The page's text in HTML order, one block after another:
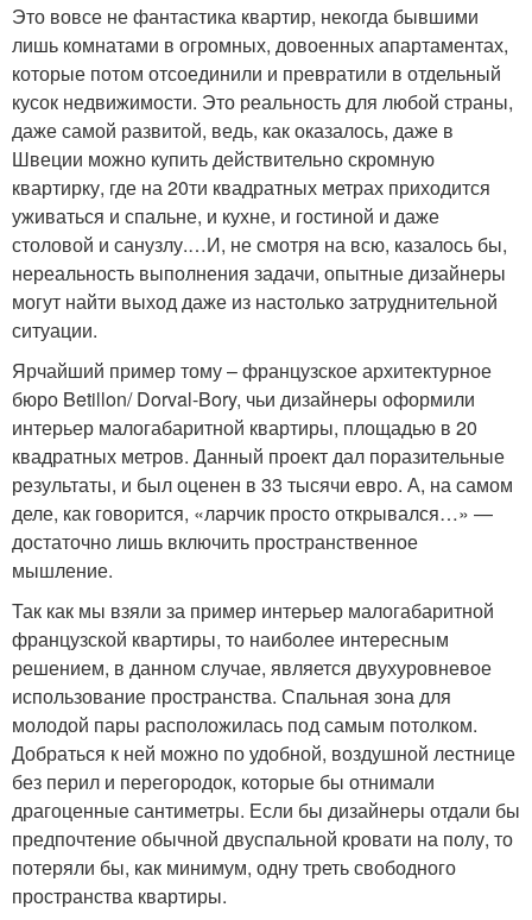
Это вовсе не фантастика квартир, некогда бывшими
лишь комнатами в огромных, довоенных апартаментах,
которые потом отсоединили и превратили в отдельный
кусок недвижимости. Это реальность для любой страны,
даже самой развитой, ведь, как оказалось, даже в
Швеции можно купить действительно скромную
квартирку, где на 20ти квадратных метрах приходится
уживаться и спальне, и кухне, и гостиной и даже
столовой и санузлу.…И, не смотря на всю, казалось бы,
нереальность выполнения задачи, опытные дизайнеры
могут найти выход даже из настолько затруднительной
ситуации.
Ярчайший пример тому – французское архитектурное
бюро Betillon/ Dorval-Bory, чьи дизайнеры оформили
интерьер малогабаритной квартиры, площадью в 20
квадратных метров. Данный проект дал поразительные
результаты, и был оценен в 33 тысячи евро. А, на самом
деле, как говорится, «ларчик просто открывался…» —
достаточно лишь включить пространственное
мышление.
Так как мы взяли за пример интерьер малогабаритной
французской квартиры, то наиболее интересным
решением, в данном случае, является двухуровневое
использование пространства. Спальная зона для
молодой пары расположилась под самым потолком.
Добраться к ней можно по удобной, воздушной лестнице
без перил и перегородок, которые бы отнимали
драгоценные сантиметры. Если бы дизайнеры отдали бы
предпочтение обычной двуспальной кровати на полу, то
потеряли бы, как минимум, одну треть свободного
пространства квартиры.